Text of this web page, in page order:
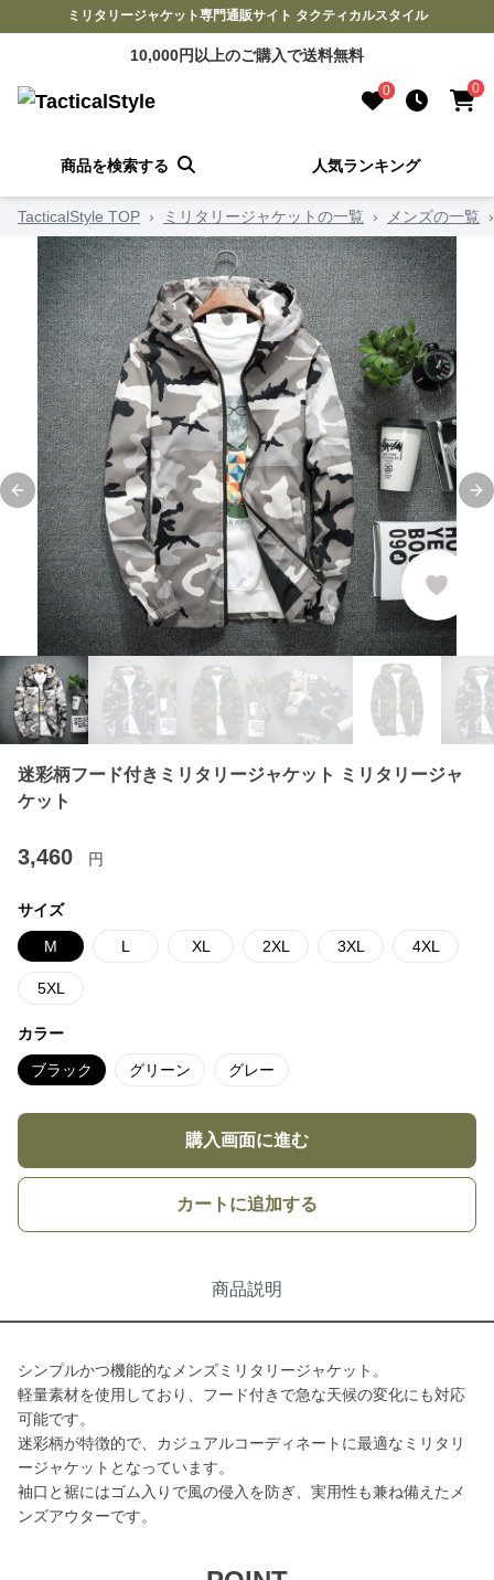
ミリタリージャケット専門通販サイト タクティカルスタイル
10,000円以上のご購入で送料無料
0 0
商品を検索する 人気ランキング
TacticalStyle TOP › ミリタリージャケットの一覧 › メンズの一覧 ›
Previous slide
迷彩柄フード付きミリタリージャケット ミリタリージャ
ケット
3,460 円
サイズ
M L XL 2XL 3XL 4XL
5XL
カラー
ブラック グリーン グレー
購入画面に進む
カートに追加する
商品説明
シンプルかつ機能的なメンズミリタリージャケット。
軽量素材を使用しており、フード付きで急な天候の変化にも対応
可能です。
迷彩柄が特徴的で、カジュアルコーディネートに最適なミリタリ
ージャケットとなっています。
袖口と裾にはゴム入りで風の侵入を防ぎ、実用性も兼ね備えたメ
ンズアウターです。